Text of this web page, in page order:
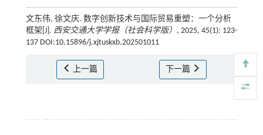
文东伟, 徐文庆. 数字创新技术与国际贸易重塑：一个分析
框架[J]. 西安交通大学学报（社会科学版） , 2025, 45(1): 123-
137 DOI:10.15896/j.xjtuskxb.202501011
上一篇 下一篇